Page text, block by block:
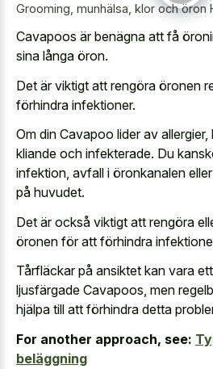
Grooming, munhälsa, klor och öron
Cavapoos är benägna att få
sina långa öron.
Det är viktigt att rengöra öronen
förhindra infektioner.
Om din Cavapoo lider av
kliande och infekterade. Du
infektion, avfall i öronkanalen
på huvudet.
Det är också viktigt att rengöra
öronen för att förhindra
Tårfläckar på ansiktet kan vara
ljusfärgade Cavapoos, men
hjälpa till att förhindra detta
For another approach, see:
beläggning